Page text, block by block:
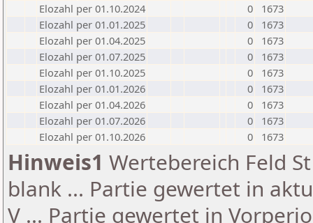
Elozahl per 01.10.2024
0
1673
Elozahl per 01.01.2025
0
1673
Elozahl per 01.04.2025
0
1673
Elozahl per 01.07.2025
0
1673
Elozahl per 01.10.2025
0
1673
Elozahl per 01.01.2026
0
1673
Elozahl per 01.04.2026
0
1673
Elozahl per 01.07.2026
0
1673
Elozahl per 01.10.2026
0 1673
Hinweis1 Wertebereich Feld
blank ... Partie gewertet in
V ... Partie gewertet in